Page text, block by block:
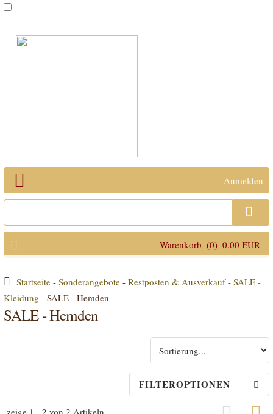
Anmelden
Warenkorb (0) 0.00 EUR
Startseite- Sonderangebote- Restposten & Ausverkauf- SALE -
Kleidung - SALE - Hemden
SALE - Hemden
FILTEROPTIONEN
zeige 1 - 2 von 2 Artikeln